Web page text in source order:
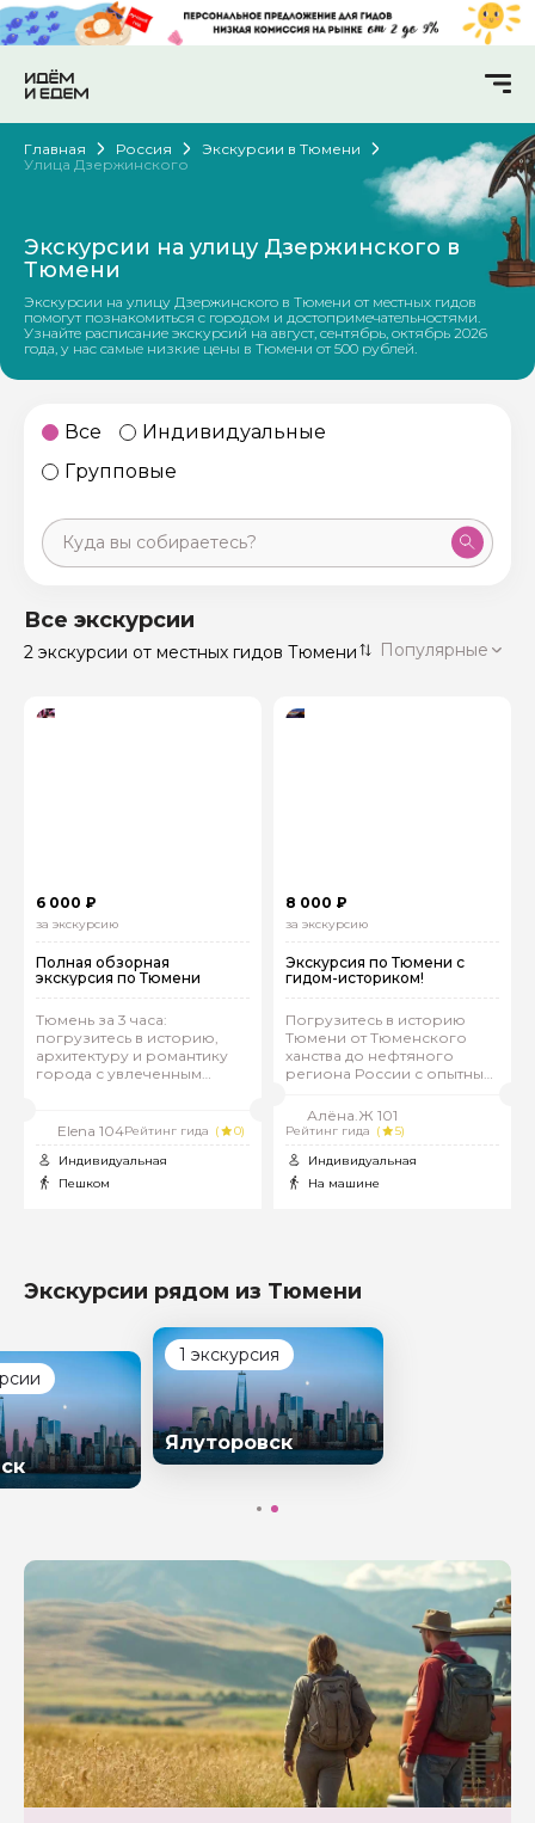
Главная Россия
Экскурсии в Тюмени
Улица Дзержинского
Экскурсии на улицу Дзержинского в
Тюмени
Экскурсии на улицу Дзержинского в Тюмени от местных гидов
помогут познакомиться с городом и достопримечательностями.
Узнайте расписание экскурсий на август, сентябрь, октябрь 2026
года, у нас самые низкие цены в Тюмени от 500 рублей.
Все
Индивидуальные
Групповые
Санкт-Петербург 50 экскурсий
Россия
Все экскурсии
2 экскурсии от местных гидов Тюмени Популярные
6 000 ₽
за экскурсию
Полная обзорная
экскурсия по Тюмени
Тюмень за 3 часа:
погрузитесь в историю,
архитектуру и романтику
города с увлеченным
Elena 104Рейтинг гида (
0)
Индивидуальная
Пешком
8 000 ₽
за экскурсию
Экскурсия по Тюмени с
гидом-историком!
Погрузитесь в историю
Тюмени от Тюменского
ханства до нефтяного
региона России с опытным
рассказ и уникальные
факты ждут вас на этой
экскурсии
Алёна.Ж 101
Рейтинг гида (
5)
Индивидуальная
На машине
Экскурсии рядом из Тюмени
1 экскурсия
Ялуторовск